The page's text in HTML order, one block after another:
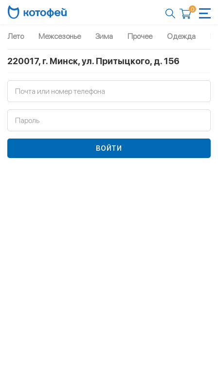
0
Лето Межсезонье Зима Прочее Одежда
220017, г. Минск, ул. Притыцкого, д. 156
Почта или номер телефона
Пароль
ВОЙТИ